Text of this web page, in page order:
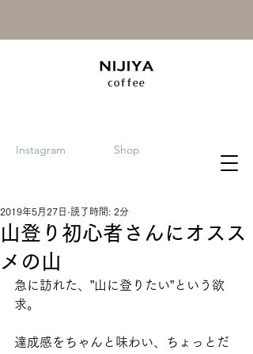
Instagram Shop
山登り初心者さんにオスス
メの山
2019年5月27日 読了時間: 2分
急に訪れた、”山に登りたい”という欲
求。
達成感をちゃんと味わい、ちょっとだ